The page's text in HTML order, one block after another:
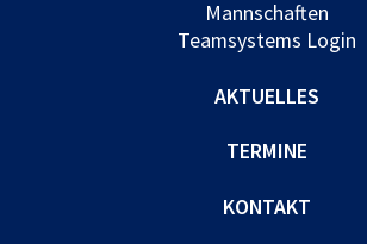
Mannschaften
Teamsystems Login
AKTUELLES
TERMINE
KONTAKT